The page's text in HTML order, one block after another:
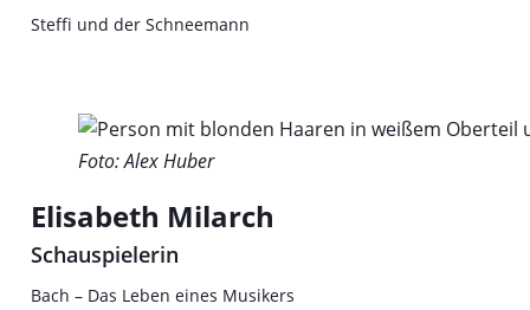
Steffi und der Schneemann
Foto: Alex Huber
Elisabeth Milarch
Schauspielerin
Bach – Das Leben eines Musikers